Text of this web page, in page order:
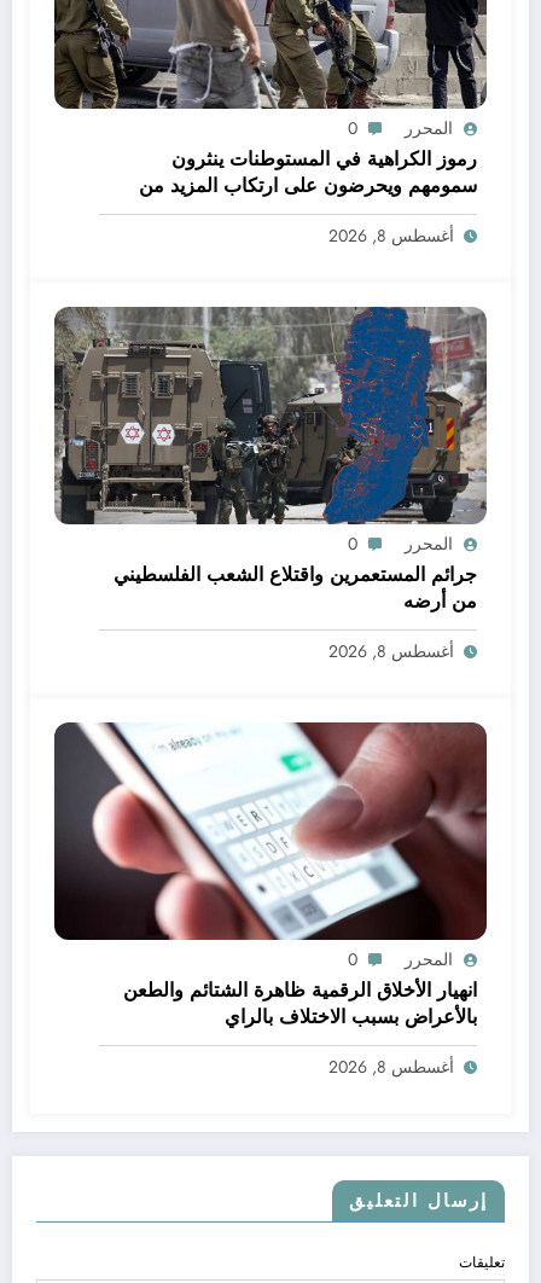
المحرر 0
رموز الكراهية في المستوطنات ينثرون
سمومهم ويحرضون على ارتكاب المزيد من
الجرائم
أغسطس 8, 2026
المحرر 0
جرائم المستعمرين واقتلاع الشعب الفلسطيني
من أرضه
أغسطس 8, 2026
المحرر 0
انهيار الأخلاق الرقمية ظاهرة الشتائم والطعن
بالأعراض بسبب الاختلاف بالراي
أغسطس 8, 2026
إرسال التعليق
تعليقات